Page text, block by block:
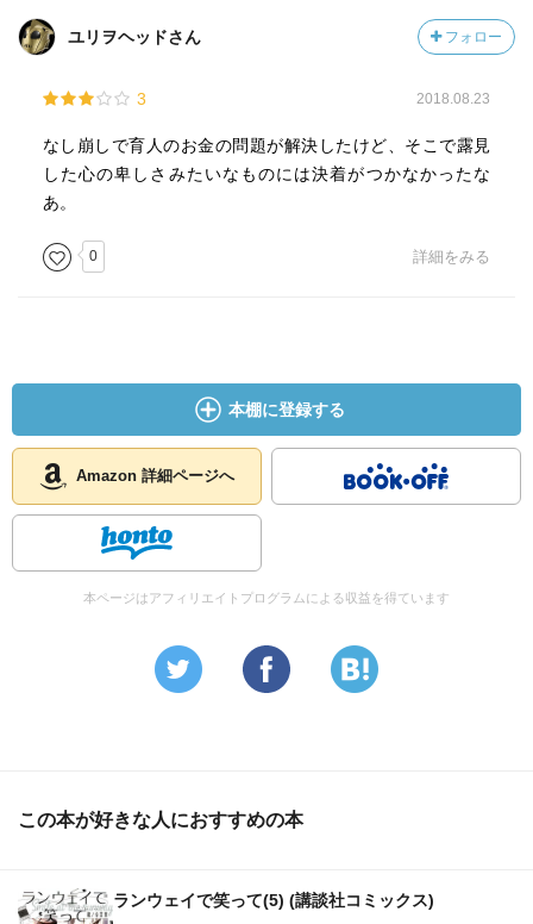
はなくて、育人のデザインによって生み出された物でそれ
の対価がようやく育人に還元されたというだけ。だから育
来るし、改めて自分が目指すべきはデザイナーだと確信で
も誰にも相手にされず貯めに貯めた資金も底をつき失意の
帰国。そんなキツイ時に必要とされたらあんな表情だって
というかチームでの出場という話が出た時点で想像するじ
ゃん！育人が千雪や心、これまで出逢った人たちを誘って
チームを結成して本選に挑むのだろうって！まさかあんな
展開になるなんて想像もしないよ……
育人は千雪と心を応援している。そして他人を思い遣れる
育人は自分の夢よりも他人の夢を優先してしまう
のに、ここから育人がどうやって戦うのか全く予想できな
ユリヲヘッドさん フォロー
3 2018.08.23
なし崩しで育人のお金の問題が解決したけど、そこで露見
した心の卑しさみたいなものには決着がつかなかったな
あ。
0 詳細をみる
本棚に登録する
Amazon 詳細ページへ
本ページはアフィリエイトプログラムによる収益を得ています
この本が好きな人におすすめの本
ランウェイで笑って(5) (講談社コミックス)